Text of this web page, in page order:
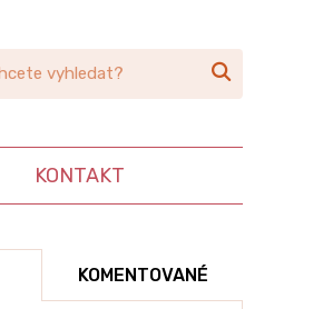

KONTAKT
KOMENTOVANÉ